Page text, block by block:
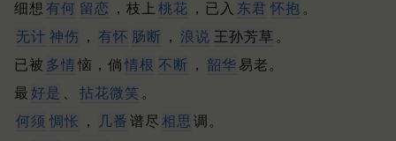
细想 有何 留恋 ，枝上 桃花 ，已入 东君 怀抱 。
无计 神伤 ， 有怀 肠断 ， 浪说 王孙芳草 。
已被 多情 恼，倘 情根 不断 ， 韶华 易老。
最 好是 拈花微笑 。
何须 惆怅 ， 几番 谱尽 相思 调。